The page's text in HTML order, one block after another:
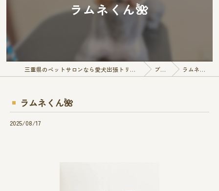
ラムネくん🌺
三重県のペットサロンなら愛犬出張トリミング E-QunQun ブログ ラムネくん🌺
ラムネくん🌺
2025/08/17